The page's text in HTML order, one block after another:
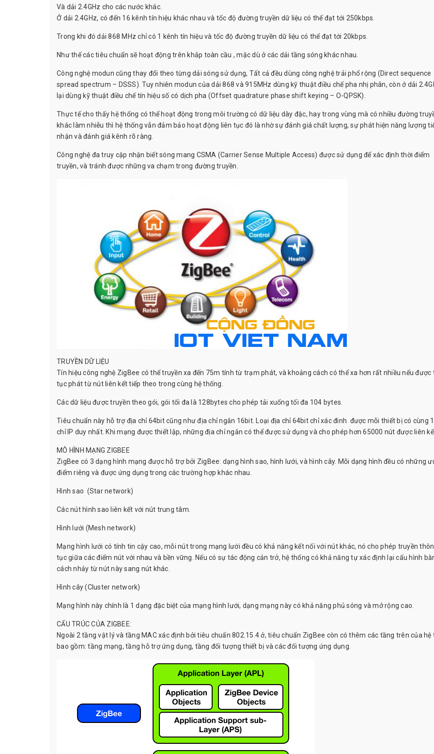
Và dải 2.4GHz cho các nước khác.
Ở dải 2.4GHz, có đến 16 kênh tín hiệu khác nhau và tốc độ đường truyền dữ liệu có thể đạt tới 250kbps.
Trong khi đó dải 868 MHz chỉ có 1 kênh tín hiệu và tốc độ đường truyền dữ liệu có thể đạt tới 20kbps.
Như thế các tiêu chuẩn sẽ hoạt động trên khắp toàn cầu , mặc dù ở các dải tầng sóng khác nhau.
Công nghệ modun cũng thay đổi theo từng dải sóng sử dụng, Tất cả đều dùng công nghệ trải phổ rộng (Direct sequence
spread spectrum – DSSS). Tuy nhiên modun của dải 868 và 915MHz dùng kỹ thuật điều chế pha nhị phân, còn ở dải
lại dùng kỹ thuật điều chế tín hiệu số có dịch pha (Offset quadrature phase shift keying – O-QPSK).
Thực tế cho thấy hệ thống có thể hoạt động trong môi trường có dữ liệu dày đặc, hay trong vùng mà có nhiều đường
khác làm nhiễu thì hệ thống vẫn đảm bảo hoạt động liên tục đó là nhờ sự đánh giá chất lượng, sự phát hiện năng lượng
nhận và đánh giá kênh rõ ràng.
Công nghệ đa truy cập nhận biết sóng mang CSMA (Carrier Sense Multiple Access) được sử dụng để xác định thời điểm
truyền, và tránh được những va chạm trong đường truyền.
TRUYỀN DỮ LIỆU
Tín hiệu công nghệ ZigBee có thể truyền xa đến 75m tính từ trạm phát, và khoảng cách có thể xa hơn rất nhiều nếu được
tục phát từ nút liên kết tiếp theo trong cùng hệ thống.
Các dữ liệu được truyền theo gói, gói tối đa là 128bytes cho phép tải xuống tối đa 104 bytes.
Tiêu chuẩn này hỗ trợ địa chỉ 64bit cũng như địa chỉ ngắn 16bit. Loại địa chỉ 64bit chỉ xác đinh được mỗi thiết bị có cùng
chỉ IP duy nhất. Khi mạng được thiết lập, những địa chỉ ngắn có thể được sử dụng và cho phép hơn 65000 nút được liên
MÔ HÌNH MẠNG ZIGBEE
ZigBee có 3 dạng hình mạng được hỗ trợ bởi ZigBee: dạng hình sao, hình lưới, và hình cây. Mỗi dạng hình đều có những
điểm riêng và được ứng dụng trong các trường hợp khác nhau.
Hình sao (Star network)
Các nút hình sao liên kết với nút trung tâm.
Hình lưới (Mesh network)
Mạng hình lưới có tính tin cậy cao, mỗi nút trong mạng lưới đều có khả năng kết nối với nút khác, nó cho phép truyền
tục giữa các điểm nút với nhau và bền vững. Nếu có sự tác động cản trở, hệ thống có khả năng tự xác định lại cấu hình
cách nhảy từ nút này sang nút khác.
Hình cây (Cluster network)
Mạng hình này chính là 1 dạng đặc biệt của mạng hình lưới, dạng mạng này có khả năng phủ sóng và mở rộng cao.
CẤU TRÚC CỦA ZIGBEE:
Ngoài 2 tầng vật lý và tầng MAC xác định bởi tiêu chuẩn 802.15.4 ở, tiêu chuẩn ZigBee còn có thêm các tầng trên của hệ
bao gồm: tầng mạng, tầng hỗ trợ ứng dụng, tầng đối tượng thiết bị và các đối tượng ứng dụng.